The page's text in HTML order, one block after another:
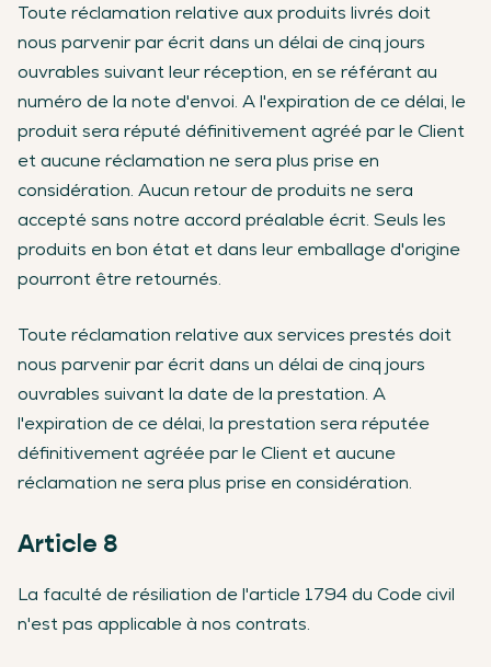
Toute réclamation relative aux produits livrés doit
nous parvenir par écrit dans un délai de cinq jours
ouvrables suivant leur réception, en se référant au
numéro de la note d'envoi. A l'expiration de ce délai, le
produit sera réputé définitivement agréé par le Client
et aucune réclamation ne sera plus prise en
considération. Aucun retour de produits ne sera
accepté sans notre accord préalable écrit. Seuls les
produits en bon état et dans leur emballage d'origine
pourront être retournés.
Toute réclamation relative aux services prestés doit
nous parvenir par écrit dans un délai de cinq jours
ouvrables suivant la date de la prestation. A
l'expiration de ce délai, la prestation sera réputée
définitivement agréée par le Client et aucune
réclamation ne sera plus prise en considération.
Article 8
La faculté de résiliation de l'article 1794 du Code civil
n'est pas applicable à nos contrats.